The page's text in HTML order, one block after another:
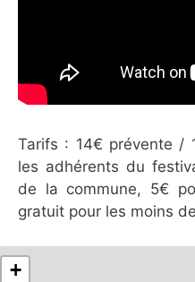
Tarifs : 14€ prévente /
les adhérents du
de la commune, 5€
gratuit pour les moins
+